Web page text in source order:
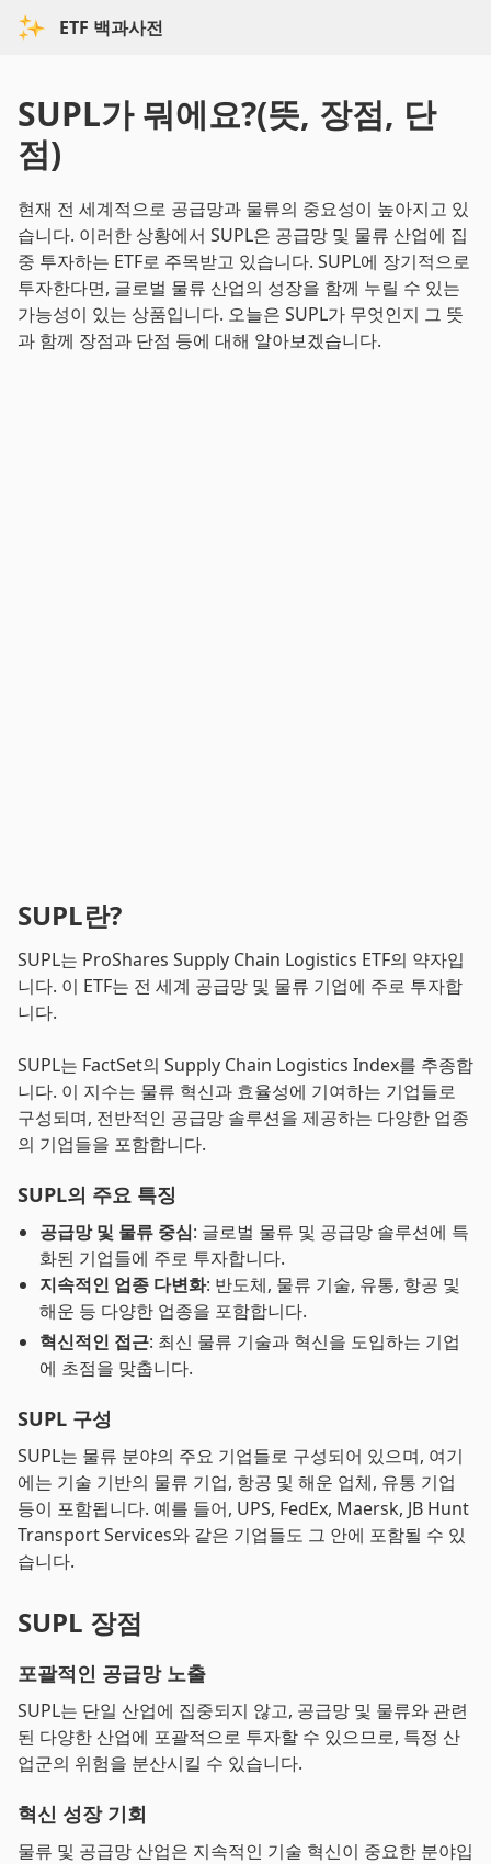
ETF 백과사전
SUPL가 뭐에요?(뜻, 장점, 단
점)
현재 전 세계적으로 공급망과 물류의 중요성이 높아지고 있
습니다. 이러한 상황에서 SUPL은 공급망 및 물류 산업에 집
중 투자하는 ETF로 주목받고 있습니다. SUPL에 장기적으로
투자한다면, 글로벌 물류 산업의 성장을 함께 누릴 수 있는
가능성이 있는 상품입니다. 오늘은 SUPL가 무엇인지 그 뜻
과 함께 장점과 단점 등에 대해 알아보겠습니다.
SUPL란?
SUPL는 ProShares Supply Chain Logistics ETF의 약자입
니다. 이 ETF는 전 세계 공급망 및 물류 기업에 주로 투자합
니다.
SUPL는 FactSet의 Supply Chain Logistics Index를 추종합
니다. 이 지수는 물류 혁신과 효율성에 기여하는 기업들로
구성되며, 전반적인 공급망 솔루션을 제공하는 다양한 업종
의 기업들을 포함합니다.
SUPL의 주요 특징
공급망 및 물류 중심: 글로벌 물류 및 공급망 솔루션에 특
화된 기업들에 주로 투자합니다.
지속적인 업종 다변화: 반도체, 물류 기술, 유통, 항공 및
해운 등 다양한 업종을 포함합니다.
혁신적인 접근: 최신 물류 기술과 혁신을 도입하는 기업
에 초점을 맞춥니다.
SUPL 구성
SUPL는 물류 분야의 주요 기업들로 구성되어 있으며, 여기
에는 기술 기반의 물류 기업, 항공 및 해운 업체, 유통 기업
등이 포함됩니다. 예를 들어, UPS, FedEx, Maersk, JB Hunt
Transport Services와 같은 기업들도 그 안에 포함될 수 있
습니다.
SUPL 장점
포괄적인 공급망 노출
SUPL는 단일 산업에 집중되지 않고, 공급망 및 물류와 관련
된 다양한 산업에 포괄적으로 투자할 수 있으므로, 특정 산
업군의 위험을 분산시킬 수 있습니다.
혁신 성장 기회
물류 및 공급망 산업은 지속적인 기술 혁신이 중요한 분야입